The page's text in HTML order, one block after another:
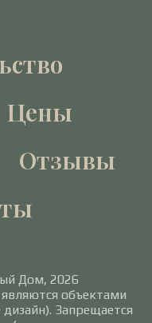
Цены
Отзывы
Дом, 2026
объектами
Запрещается